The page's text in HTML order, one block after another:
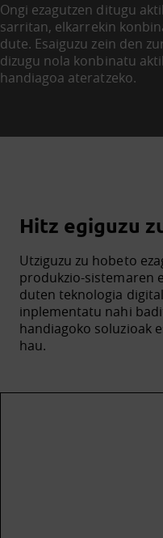
Ongi ezagutzen ditugu
sarritan, elkarrekin
dute. Esaiguzu zein den
dizugu nola konbinatu
handiagoa ateratzeko.
Hitz egiguzu
Utziguzu zu hobeto
produkzio-sistemaren
duten teknologia
inplementatu nahi
handiagoko soluzioak
hau.